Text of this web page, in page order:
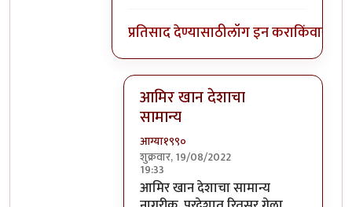
प्रतिसाद देण्यासाठीलॉग इन कराकिंवा
आमिर खान देशाचा
सामान्य
आग्या१९९०
शुक्रवार, 19/08/2022
19:33
In reply to@ आग्या१९९०
आमिर खान देशाचा सामान्य